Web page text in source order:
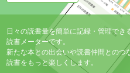
日々の読書量を簡単に記録・管理でき
読書メーターです。
新たな本との出会いや読書仲間とのつ
読書をもっと楽しくします。